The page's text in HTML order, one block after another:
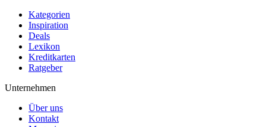
Kategorien
Inspiration
Deals
Lexikon
Kreditkarten
Ratgeber
Unternehmen
Über uns
Kontakt